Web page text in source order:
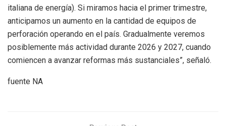
italiana de energía). Si miramos hacia el primer trimestre,
anticipamos un aumento en la cantidad de equipos de
perforación operando en el país. Gradualmente veremos
posiblemente más actividad durante 2026 y 2027, cuando
comiencen a avanzar reformas más sustanciales”, señaló.
fuente NA